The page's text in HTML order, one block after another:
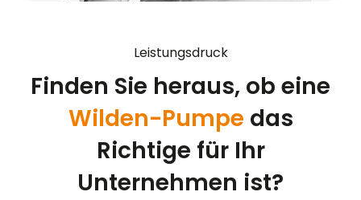
Leistungsdruck
Finden Sie heraus, ob eine
Wilden-Pumpe das
Richtige für Ihr
Unternehmen ist?